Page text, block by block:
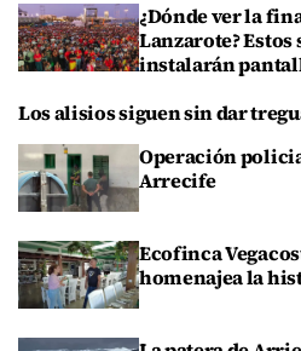
¿Dónde ver la
Lanzarote?
instalarán
Los alisios siguen sin dar
Operación
Arrecife
Ecofinca
homenajea la